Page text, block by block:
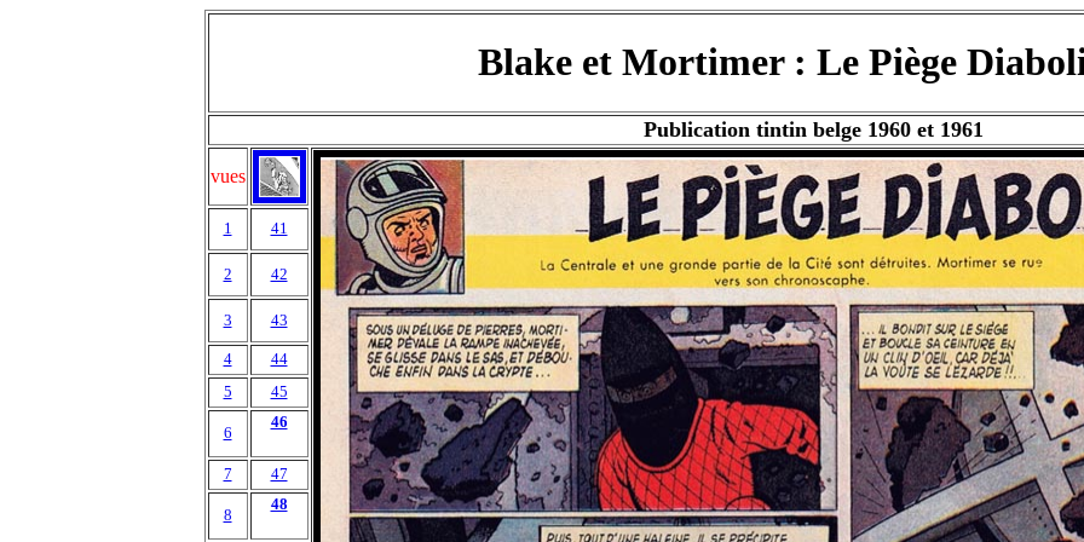
Blake et Mortimer : Le Piège
Publication tintin belge 1960 et 1961
vues
1 41
2 42
3 43
4
44
5
45
6
46
7 47
8
48